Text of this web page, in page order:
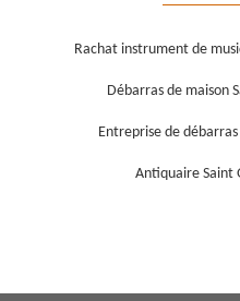
Rachat instrument de
Débarras de maison
Entreprise de
Antiquaire Saint